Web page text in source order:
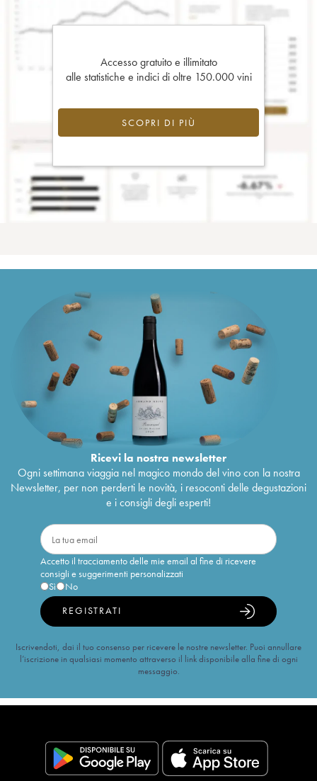
Accesso gratuito e illimitato
alle statistiche e indici di oltre 150.000 vini
SCOPRI DI PIÙ
Ricevi la nostra newsletter
Ogni settimana viaggia nel magico mondo del vino con la nostra
Newsletter, per non perderti le novità, i resoconti delle degustazioni
e i consigli degli esperti!
Accetto il tracciamento delle mie email al fine di ricevere
consigli e suggerimenti personalizzati
Sì
No
REGISTRATI
Iscrivendoti, dai il tuo consenso per ricevere le nostre newsletter. Puoi annullare
l’iscrizione in qualsiasi momento attraverso il link disponibile alla fine di ogni
messaggio.